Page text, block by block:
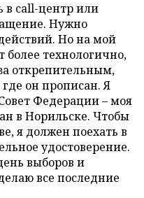
в call-центр или
Нужно
Но на мой
более технологично,
открепительным,
он прописан. Я
Федерации – моя
в Норильске. Чтобы
я должен поехать в
удостоверение.
выборов и
все последние